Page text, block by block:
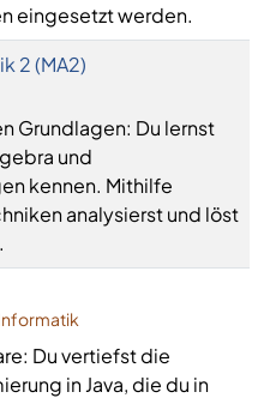
eingesetzt werden.
2 (MA2)
Grundlagen: Du lernst
und
kennen. Mithilfe
analysierst und löst
Du vertiefst die
in Java, die du in